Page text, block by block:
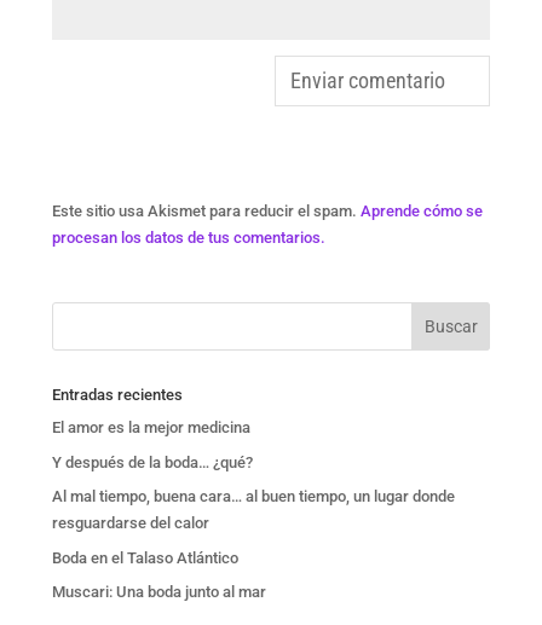
Este sitio usa Akismet para reducir el spam. Aprende cómo se
procesan los datos de tus comentarios.
Entradas recientes
El amor es la mejor medicina
Y después de la boda… ¿qué?
Al mal tiempo, buena cara… al buen tiempo, un lugar donde
resguardarse del calor
Boda en el Talaso Atlántico
Muscari: Una boda junto al mar